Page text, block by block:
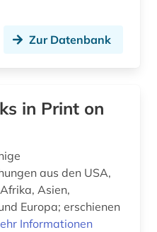
church missionary society <london> (1)
Zur Datenbank
in Print on
aus den USA,
Asien,
Europa; erschienen
Informationen